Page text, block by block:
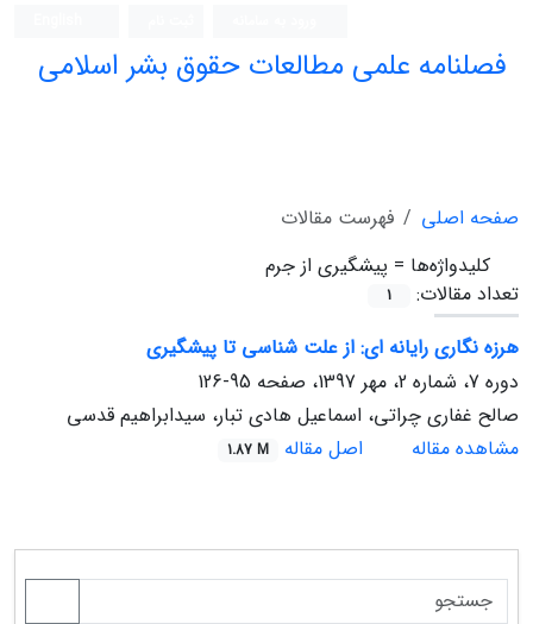
فصلنامه علمی مطالعات حقوق بشر اسلامی
صفحه اصلی
فهرست مقالات
کلیدواژه‌ها = پیشگیری از جرم
تعداد مقالات:
1
هرزه نگاری رایانه ای: از علت شناسی تا پیشگیری
دوره 7، شماره 2، مهر 1397، صفحه
95-126
صالح غفاری چراتی، اسماعیل هادی تبار، سیدابراهیم قدسی
مشاهده مقاله
اصل مقاله 1.87 M